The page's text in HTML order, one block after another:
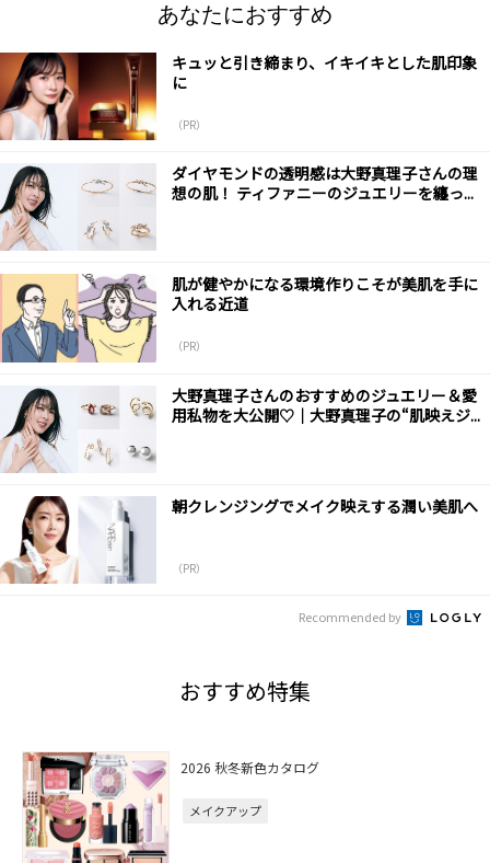
あなたにおすすめ
キュッと引き締まり、イキイキとした肌印象
に
（PR）
ダイヤモンドの透明感は大野真理子さんの理
想の肌！ ティファニーのジュエリーを纏っ...
肌が健やかになる環境作りこそが美肌を手に
入れる近道
（PR）
大野真理子さんのおすすめのジュエリー＆愛
用私物を大公開♡｜大野真理子の“肌映えジ...
朝クレンジングでメイク映えする潤い美肌へ
（PR）
Recommended by
おすすめ特集
2026 秋冬新色カタログ
メイクアップ